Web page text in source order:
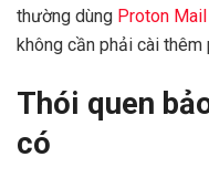
thường dùng Proton Mail
không cần phải cài thêm
Thói quen
có